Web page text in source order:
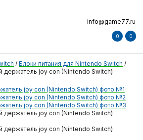
info@game77.ru
0 0
/ Блоки питания для Nintendo Switch /
joy con (Nintendo Switch)